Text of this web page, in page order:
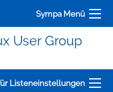
Sympa Menü
User Group
Listeneinstellungen